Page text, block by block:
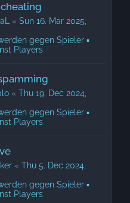
« Sun 16. Mar 2025,
gegen Spieler ▪
Players
« Thu 19. Dec 2024,
gegen Spieler ▪
Players
« Thu 5. Dec 2024,
gegen Spieler ▪
Players